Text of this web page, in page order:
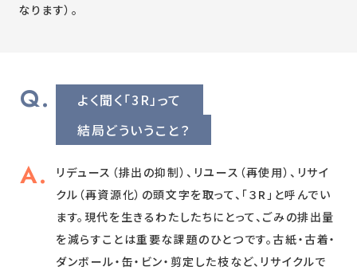
なります）。
よく聞く「3R」って
結局どういうこと？
リデュース（排出の抑制）、リユース（再使用）、リサイ
クル（再資源化）の頭文字を取って、「３R」と呼んでい
ます。現代を生きるわたしたちにとって、ごみの排出量
を減らすことは重要な課題のひとつです。古紙・古着・
ダンボール・缶・ビン・剪定した枝など、リサイクルで